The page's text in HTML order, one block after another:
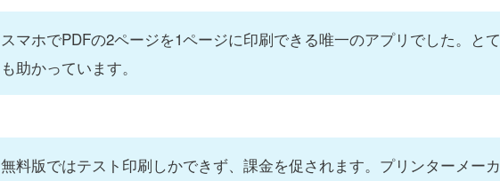
スマホでPDFの2ページを1ページに印刷できる唯一のアプリでした。とて
も助かっています。
無料版ではテスト印刷しかできず、課金を促されます。プリンターメーカ